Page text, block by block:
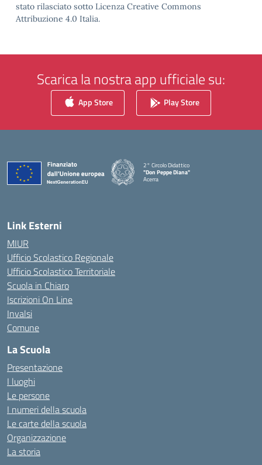
stato rilasciato sotto Licenza Creative Commons
Attribuzione 4.0 Italia.
Scarica la nostra app ufficiale su:
App Store Play Store
2° Circolo Didattico
"Don Peppe Diana"
Acerra
Link Esterni
MIUR
Ufficio Scolastico Regionale
Ufficio Scolastico Territoriale
Scuola in Chiaro
Iscrizioni On Line
Invalsi
Comune
La Scuola
Presentazione
I luoghi
Le persone
I numeri della scuola
Le carte della scuola
Organizzazione
La storia